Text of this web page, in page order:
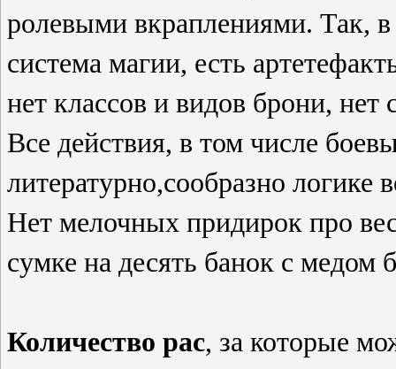
ролевыми вкраплениями. Так,
система магии, есть
нет классов и видов брони, нет
Все действия, в том числе
литературно,сообразно логике
Нет мелочных придирок про
сумке на десять банок с медом
Количество рас, за которые